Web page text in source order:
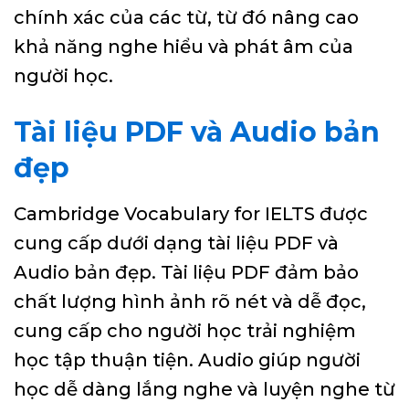
chính xác của các từ, từ đó nâng cao
khả năng nghe hiểu và phát âm của
người học.
Tài liệu PDF và Audio bản
đẹp
Cambridge Vocabulary for IELTS được
cung cấp dưới dạng tài liệu PDF và
Audio bản đẹp. Tài liệu PDF đảm bảo
chất lượng hình ảnh rõ nét và dễ đọc,
cung cấp cho người học trải nghiệm
học tập thuận tiện. Audio giúp người
học dễ dàng lắng nghe và luyện nghe từ